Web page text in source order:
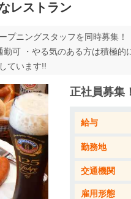
レストラン
プニングスタッフを同時募集
可 ・やる気のある方は積極
ています!!
正社員募集
給与
勤務地
交通機関
雇用形態